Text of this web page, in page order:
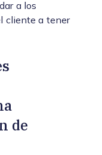
a los
cliente a tener
de